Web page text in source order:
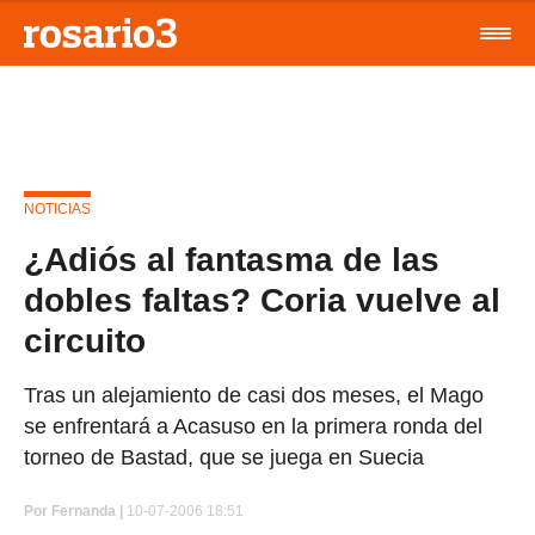
NOTICIAS
¿Adiós al fantasma de las
dobles faltas? Coria vuelve al
circuito
Tras un alejamiento de casi dos meses, el Mago
se enfrentará a Acasuso en la primera ronda del
torneo de Bastad, que se juega en Suecia
Por Fernanda | 10-07-2006 18:51